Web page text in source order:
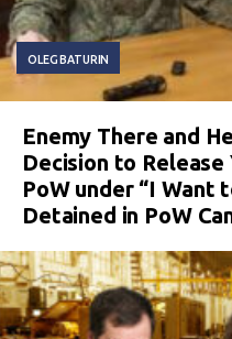
OLEG BATURIN
Enemy There and
Decision to Release
PoW under “I Want
Detained in PoW